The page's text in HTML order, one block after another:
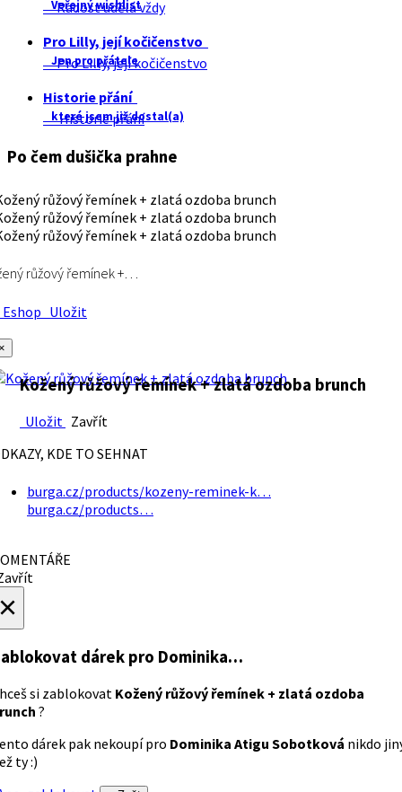
Veřejný wishlist
Radost udělá vždy
Pro Lilly, její kočičenstvo
Jen pro přátele
Pro Lilly, její kočičenstvo
Historie přání
které jsem již dostal(a)
Historie přání
Po čem dušička prahne
růžový řemínek +…
Uložit
Kožený růžový řemínek + zlatá ozdoba brunch
Uložit Zavřít
KDE TO SEHNAT
burga.cz/products/kozeny-reminek-k…
burga.cz/products…
dárek pro Dominika…
si zablokovat Kožený růžový řemínek + zlatá ozdoba
?
dárek pak nekoupí pro Dominika Atigu Sobotková nikdo
ty :)